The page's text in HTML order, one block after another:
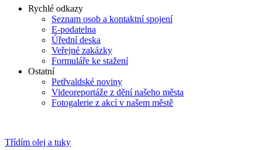
Rychlé odkazy
Seznam osob a kontaktní spojení
E-podatelna
Úřední deska
Veřejné zakázky
Formuláře ke stažení
Ostatní
Petřvaldské noviny
Videoreportáže z dění našeho města
Fotogalerie z akcí v našem městě
Třídím olej a tuky